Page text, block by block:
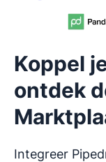
Koppel
ontdek
Integreer